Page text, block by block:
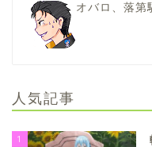
オバロ、落第
人気記事
1